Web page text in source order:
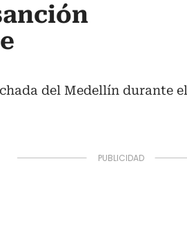
del Medellín durante el